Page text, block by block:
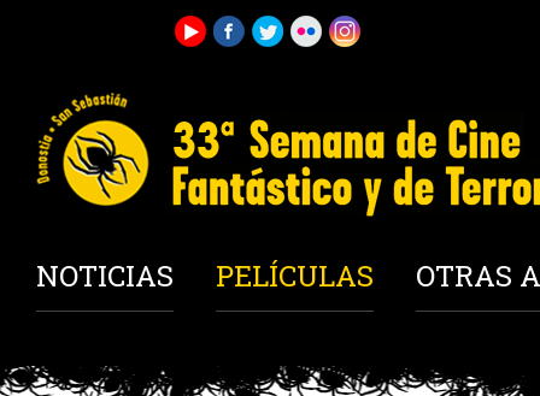
NOTICIAS PELÍCULAS OTRAS